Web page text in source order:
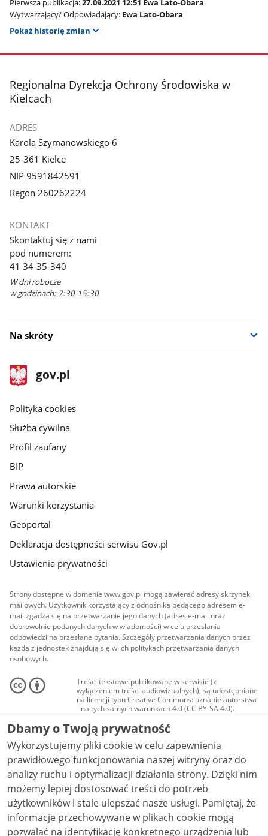
Pierwsza publikacja:27.09.2021 12:51 Ewa Lato-Obara
Wytwarzający/ Odpowiadający: Ewa Lato-Obara
Pokaż historię zmian
stopka
Regionalna Dyrekcja Ochrony Środowiska w
Kielcach
ADRES
Karola Szymanowskiego 6
25-361 Kielce
NIP 9591842591
Regon 260262224
KONTAKT
Skontaktuj się z nami
pod numerem:
41 34-35-340
W dni robocze
w godzinach: 7:30-15:30
Na skróty
stopka
gov.pl
Strona
gov.pl
gov.pl
Polityka cookies
Służba cywilna
Profil zaufany
BIP
Prawa autorskie
Warunki korzystania
Geoportal
Deklaracja dostępności serwisu Gov.pl
Ustawienia prywatności
Strony dostępne w domenie www.gov.pl mogą zawierać adresy skrzynek
mailowych. Użytkownik korzystający z odnośnika będącego adresem e-
mail zgadza się na przetwarzanie jego danych (adres e-mail oraz
dobrowolnie podanych danych w wiadomości) w celu przesłania
odpowiedzi na przesłane pytania. Szczegóły przetwarzania danych przez
każdą z jednostek znajdują się w ich politykach przetwarzania danych
osobowych.
Treści tekstowe publikowane w serwisie (z
wyłączeniem treści audiowizualnych), są udostępniane
na licencji typu Creative Commons: uznanie autorstwa
- na tych samych warunkach 4.0 (CC BY-SA 4.0).
Materiały audiowizualne, w tym zdjęcia, materiały
audio i wideo, są udostępniane na licencji typu
Creative Commons: uznanie autorstwa użycie
niekomercyjne - bez utworów zależnych 4.0 (CC BY-
NC-ND 4.0), o ile nie jest to stwierdzone inaczej.
Dbamy o Twoją prywatność
Wykorzystujemy pliki cookie w celu zapewnienia
prawidłowego funkcjonowania naszej witryny oraz do
analizy ruchu i optymalizacji działania strony. Dzięki nim
możemy lepiej dostosować treści do potrzeb
użytkowników i stale ulepszać nasze usługi. Pamiętaj, że
informacje przechowywane w plikach cookie mogą
pozwalać na identyfikację konkretnego urządzenia lub